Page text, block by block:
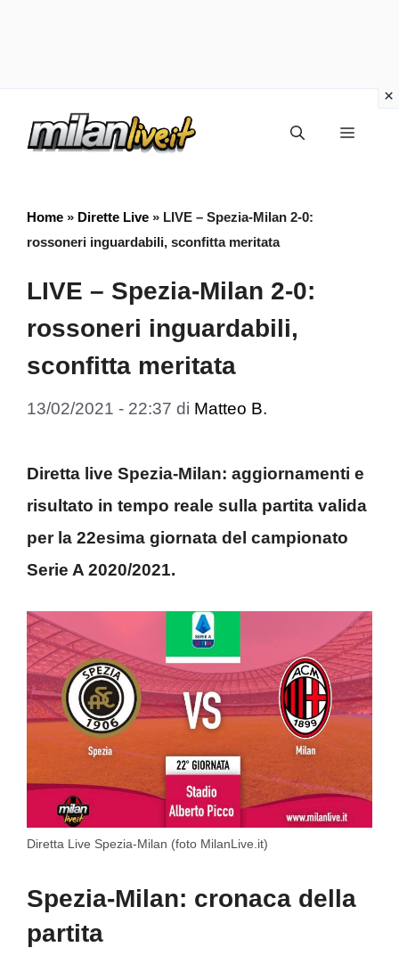
Menu
Home » Dirette Live » LIVE – Spezia-Milan 2-0:
rossoneri inguardabili, sconfitta meritata
LIVE – Spezia-Milan 2-0:
rossoneri inguardabili,
sconfitta meritata
13/02/2021 - 22:37 di Matteo B.
Diretta live Spezia-Milan: aggiornamenti e
risultato in tempo reale sulla partita valida
per la 22esima giornata del campionato
Serie A 2020/2021.
Diretta Live Spezia-Milan (foto MilanLive.it)
Spezia-Milan: cronaca della
partita